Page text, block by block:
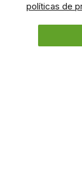
políticas de